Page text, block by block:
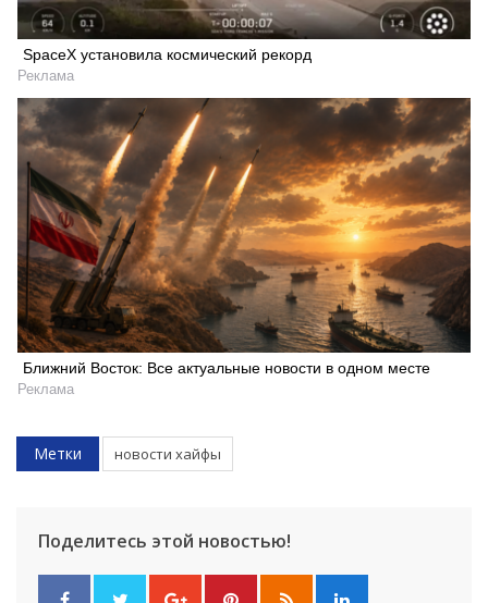
SpaceX установила космический рекорд
Реклама
Ближний Восток: Все актуальные новости в одном месте
Реклама
Метки новости хайфы
Поделитесь этой новостью!